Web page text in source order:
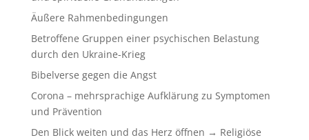
Äußere Rahmenbedingungen
Betroffene Gruppen einer psychischen Belastung
durch den Ukraine-Krieg
Bibelverse gegen die Angst
Corona – mehrsprachige Aufklärung zu Symptomen
und Prävention
Den Blick weiten und das Herz öffnen → Religiöse